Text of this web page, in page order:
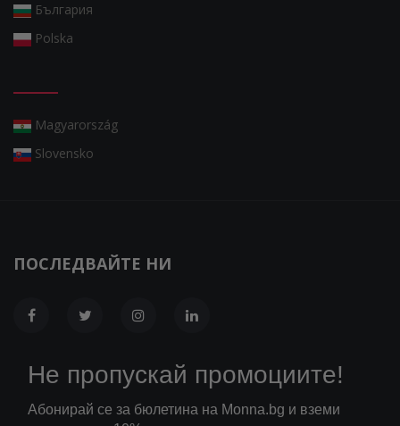
България
Polska
Magyarország
Slovensko
ПОСЛЕДВАЙТЕ НИ
Не пропускай промоциите!
Абонирай се за бюлетина на Monna.bg и вземи